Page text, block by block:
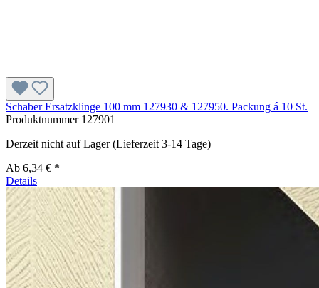
Schaber Ersatzklinge 100 mm 127930 & 127950. Packung á 10 St.
Produktnummer 127901
Derzeit nicht auf Lager (Lieferzeit 3-14 Tage)
Ab 6,34 € *
Details